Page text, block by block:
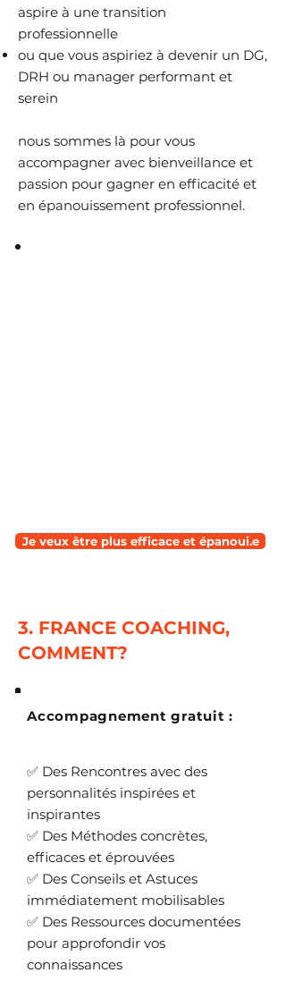
aspire à une transition
professionnelle
ou que vous aspiriez à devenir un DG,
DRH ou manager performant et
serein
nous sommes là pour vous
accompagner avec bienveillance et
passion pour gagner en efficacité et
en épanouissement professionnel.
Je veux être plus efficace et épanoui.e
3. FRANCE COACHING,
COMMENT?
Accompagnement gratuit :
✅ Des Rencontres avec des
personnalités inspirées et
inspirantes
✅ Des Méthodes concrètes,
efficaces et éprouvées
✅ Des Conseils et Astuces
immédiatement mobilisables
✅ Des Ressources documentées
pour approfondir vos
connaissances